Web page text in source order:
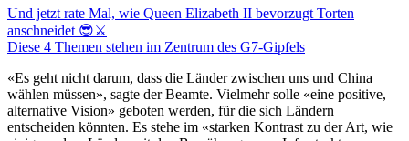
Und jetzt rate Mal, wie Queen Elizabeth II bevorzugt Torten
anschneidet 😎⚔️
Diese 4 Themen stehen im Zentrum des G7-Gipfels
«Es geht nicht darum, dass die Länder zwischen uns und China
wählen müssen», sagte der Beamte. Vielmehr solle «eine positive,
alternative Vision» geboten werden, für die sich Ländern
entscheiden könnten. Es stehe im «starken Kontrast zu der Art, wie